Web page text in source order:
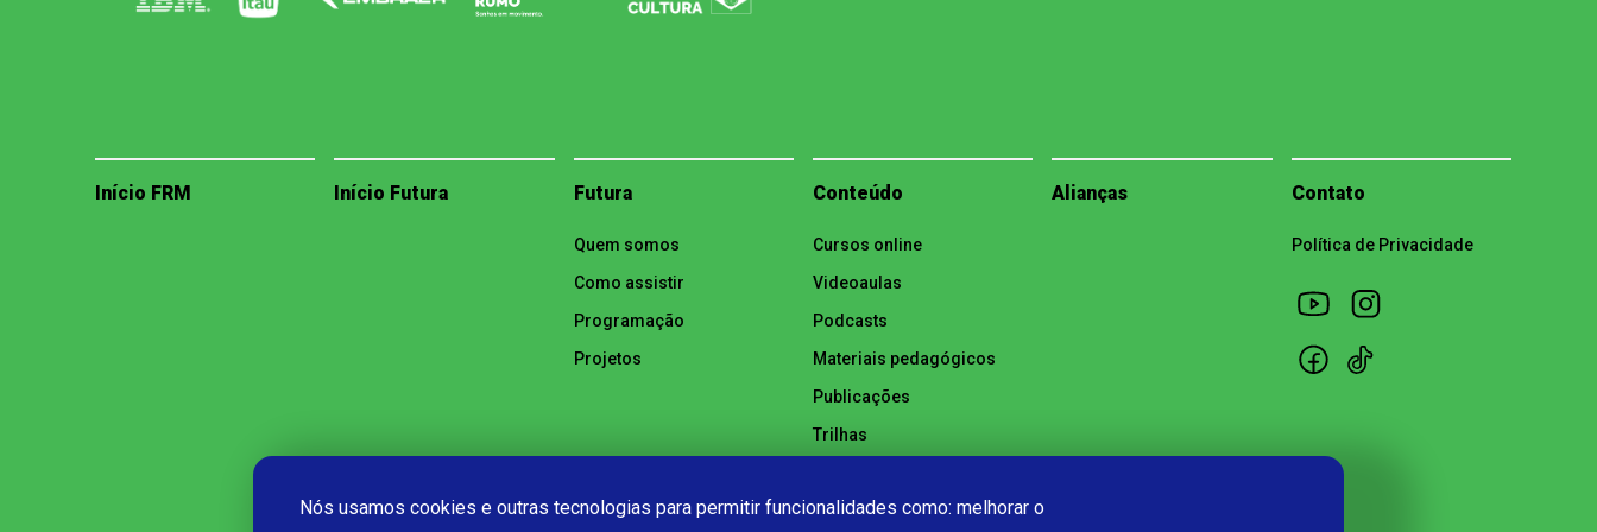
Início FRM Início Futura Futura
Quem somos
Como assistir
Programação
Projetos
Conteúdo
Cursos online
Videoaulas
Podcasts
Materiais pedagógicos
Publicações
Trilhas
Alianças Contato
Política de Privacidade
Nós usamos cookies e outras tecnologias para permitir funcionalidades como: melhorar o